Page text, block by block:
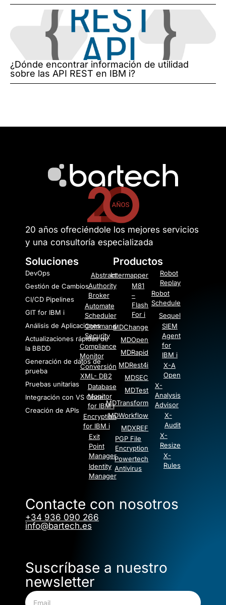
¿Dónde encontrar información de utilidad
sobre las API REST en IBM i?
20 años ofreciéndole los mejores servicios
y una consultoría especializada
Soluciones
DevOps
Gestión de Cambios
CI/CD Pipelines
GIT for IBM i
Análisis de Aplicaciones
Actualizaciones rápidas de
la BBDD
Generación de datos de
prueba
Pruebas unitarias
Integración con VS Code
Creación de APIs
Productos
Abstract
Authority
Broker
Automate
Scheduler
Command
Security
Compliance
Monitor
Conversión
XML- DB2
Database
Monitor
for IBM i
Encryption
for IBM i
Exit
Point
Manager
Identity
Manager
Intermapper
M81
–
Flash
For i
MDChange
MDOpen
MDRapid
MDRest4i
MDSEC
MDTest
MDTransform
MDWorkflow
MDXREF
PGP File
Encryption
Powertech
Antivirus
Robot
Replay
Robot
Schedule
Sequel
SIEM
Agent
for
IBM i
X-A
Open
X-
Analysis
Advisor
X-
Audit
X-
Resize
X-
Rules
Contacte con nosotros
+34 936 090 266
info@bartech.es
Suscríbase a nuestro
newsletter